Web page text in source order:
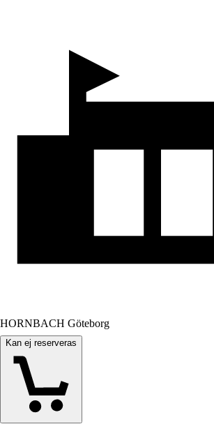
HORNBACH Göteborg
Kan ej reserveras